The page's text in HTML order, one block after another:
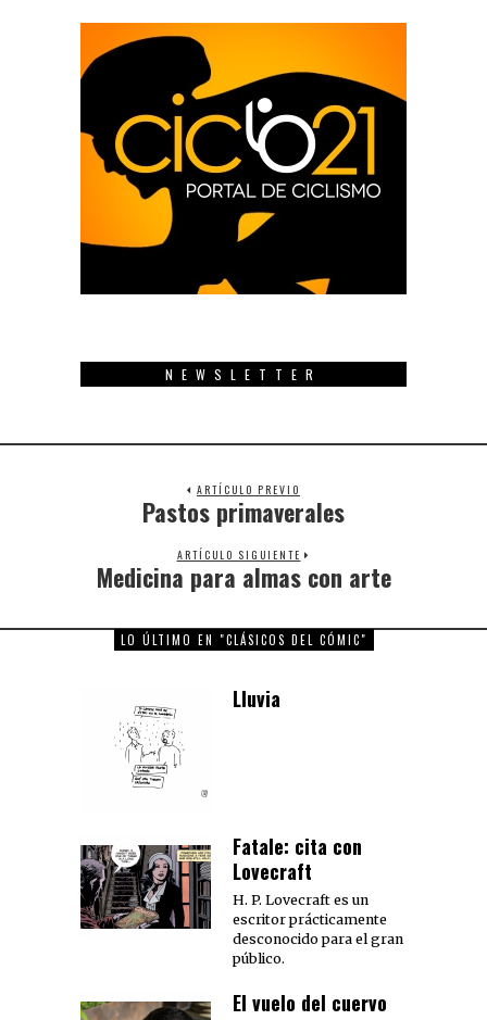
NEWSLETTER
ARTÍCULO PREVIO
Previous
Pastos primaverales
ARTÍCULO SIGUIENTE
Next
Medicina para almas con arte
LO ÚLTIMO EN "CLÁSICOS DEL CÓMIC"
Lluvia
Fatale: cita con
Lovecraft
H. P. Lovecraft es un
escritor prácticamente
desconocido para el gran
público.
El vuelo del cuervo